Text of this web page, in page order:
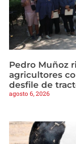
Pedro Muñoz
agricultores
desfile de
agosto 6, 2026